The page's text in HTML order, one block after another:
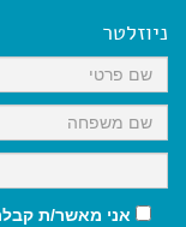
ניוזלטר
אני מאשר/ת קבלת